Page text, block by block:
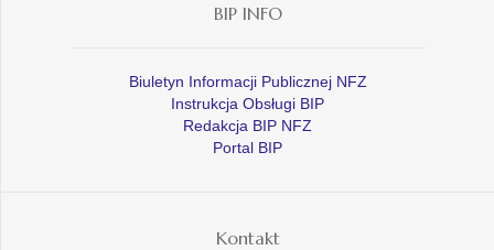
BIP INFO
Biuletyn Informacji Publicznej NFZ
Instrukcja Obsługi BIP
Redakcja BIP NFZ
Portal BIP
Kontakt